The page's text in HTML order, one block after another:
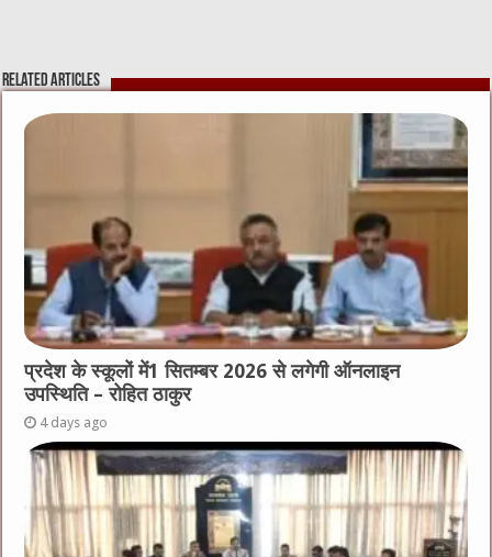
Related Articles
प्रदेश के स्कूलों में1 सितम्बर 2026 से लगेगी ऑनलाइन
उपस्थिति – रोहित ठाकुर
4 days ago